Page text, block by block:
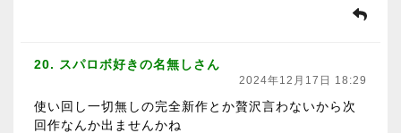
20. スパロボ好きの名無しさん
2024年12月17日 18:29
使い回し一切無しの完全新作とか贅沢言わないから次
回作なんか出ませんかね